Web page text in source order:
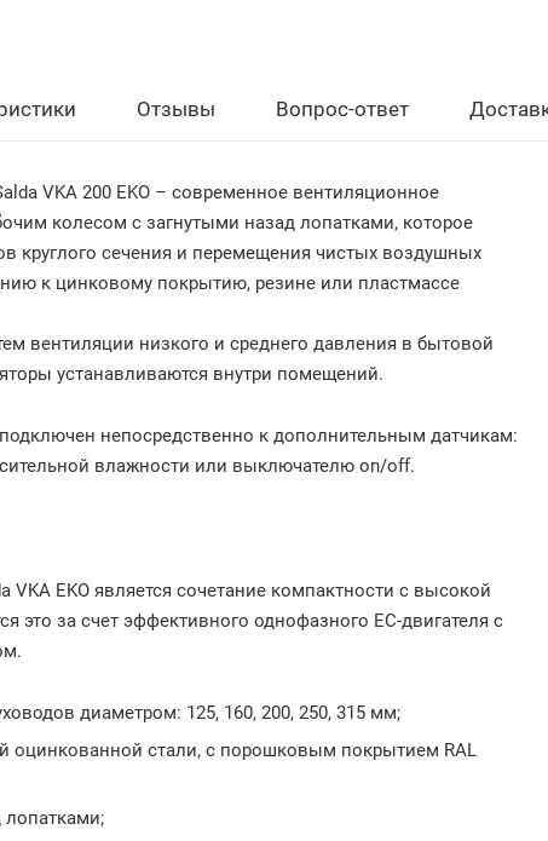
Отзывы Вопрос-ответ
VKA 200 EKO – современное вентиляционное
колесом с загнутыми назад лопатками, которое
круглого сечения и перемещения чистых воздушных
к цинковому покрытию, резине или пластмассе
вентиляции низкого и среднего давления в бытовой
устанавливаются внутри помещений.
непосредственно к дополнительным датчикам:
влажности или выключателю on/off.
VKA EKO является сочетание компактности с высокой
это за счет эффективного однофазного ЕС-двигателя с
диаметром: 125, 160, 200, 250, 315 мм;
оцинкованной стали, с порошковым покрытием RAL
лопатками;